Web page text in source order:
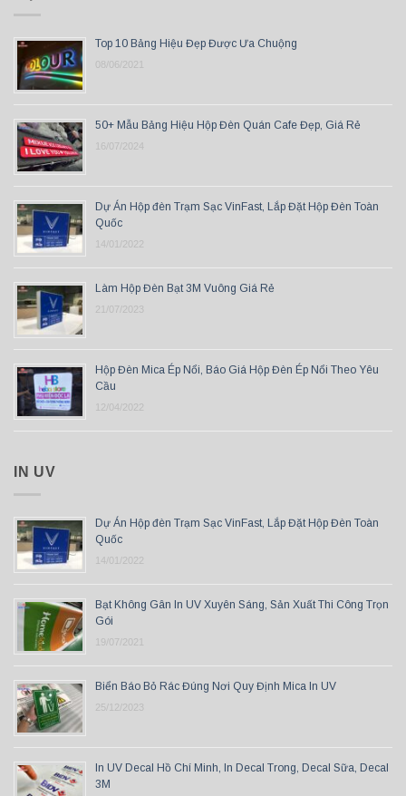
Top 10 Bảng Hiệu Đẹp Được Ưa Chuộng
08/06/2021
50+ Mẫu Bảng Hiệu Hộp Đèn Quán Cafe Đẹp, Giá Rẻ
16/07/2024
Dự Án Hộp đèn Trạm Sạc VinFast, Lắp Đặt Hộp Đèn Toàn
Quốc
14/01/2022
Làm Hộp Đèn Bạt 3M Vuông Giá Rẻ
21/07/2023
Hộp Đèn Mica Ép Nổi, Báo Giá Hộp Đèn Ép Nổi Theo Yêu
Cầu
12/04/2022
IN UV
Dự Án Hộp đèn Trạm Sạc VinFast, Lắp Đặt Hộp Đèn Toàn
Quốc
14/01/2022
Bạt Không Gân In UV Xuyên Sáng, Sản Xuất Thi Công Trọn
Gói
19/07/2021
Biển Báo Bỏ Rác Đúng Nơi Quy Định Mica In UV
25/12/2023
In UV Decal Hồ Chí Minh, In Decal Trong, Decal Sữa, Decal
3M